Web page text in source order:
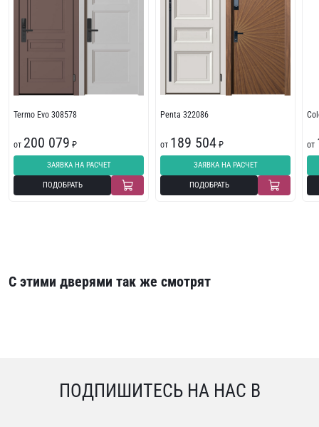
Termo Evo 308578
от 200 079 ₽
ЗАЯВКА НА РАСЧЕТ
ПОДОБРАТЬ
Penta 322086
от 189 504 ₽
ЗАЯВКА НА РАСЧЕТ
ПОДОБРАТЬ
от
С этими дверями так же смотрят
ПОДПИШИТЕСЬ НА НАС В